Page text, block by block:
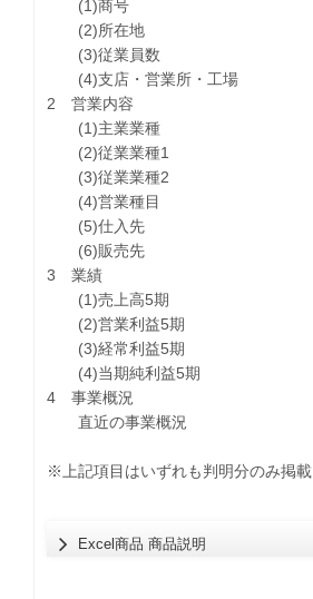
(1)商号
(2)所在地
(3)従業員数
(4)支店・営業所・工場
2 営業内容
(1)主業業種
(2)従業業種1
(3)従業業種2
(4)営業種目
(5)仕入先
(6)販売先
3 業績
(1)売上高5期
(2)営業利益5期
(3)経常利益5期
(4)当期純利益5期
4 事業概況
直近の事業概況
※上記項目はいずれも判明分のみ掲載
Excel商品 商品説明